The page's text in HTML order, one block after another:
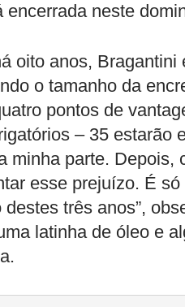
neste
oito anos,
o tamanho da
pontos de
– 35 estarão
minha parte. Depois,
esse prejuízo. É
três anos”,
latinha de óleo e